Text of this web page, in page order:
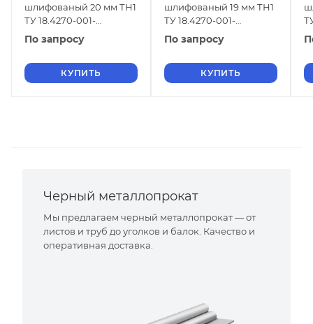
шлифованый 20 мм ТН1
ТУ 18.4270-001-
16980791-2013
По запросу
КУПИТЬ
шлифованый 19 мм ТН1
ТУ 18.4270-001-
16980791-2013
По запросу
КУПИТЬ
Черный металлопрокат
Мы предлагаем черный металлопрокат — от
листов и труб до уголков и балок. Качество и
оперативная доставка.